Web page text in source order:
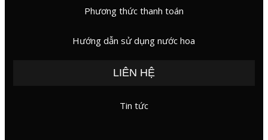
LIÊN HỆ
Phương thức thanh toán
Hướng dẫn sử dụng nước hoa
Tin tức